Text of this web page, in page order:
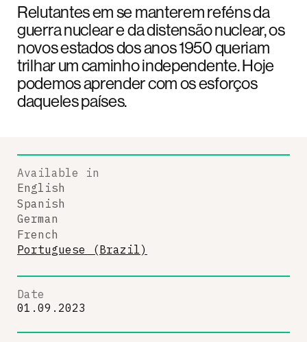
Relutantes em se manterem reféns da
guerra nuclear e da distensão nuclear, os
novos estados dos anos 1950 queriam
trilhar um caminho independente. Hoje
podemos aprender com os esforços
daqueles países.
Available in
English
Spanish
German
French
Portuguese (Brazil)
Date
01.09.2023